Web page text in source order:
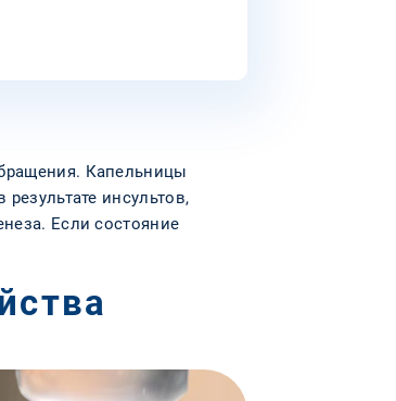
Капельницы
инсультов,
Если состояние